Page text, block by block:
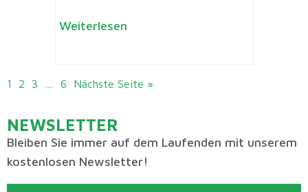
Weiterlesen
1 2 3 6 Nächste Seite »
NEWSLETTER
Bleiben Sie immer auf dem Laufenden mit unserem
kostenlosen Newsletter!